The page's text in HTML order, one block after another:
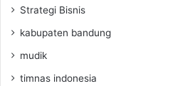
Strategi Bisnis
kabupaten bandung
mudik
timnas indonesia